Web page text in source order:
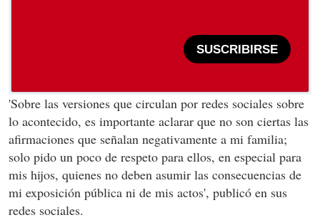
SUSCRIBIRSE
'Sobre las versiones que circulan por redes sociales sobre
lo acontecido, es importante aclarar que no son ciertas las
afirmaciones que señalan negativamente a mi familia;
solo pido un poco de respeto para ellos, en especial para
mis hijos, quienes no deben asumir las consecuencias de
mi exposición pública ni de mis actos', publicó en sus
redes sociales.